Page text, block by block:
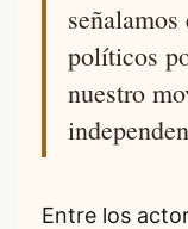
políticos
nuestro
Entre los